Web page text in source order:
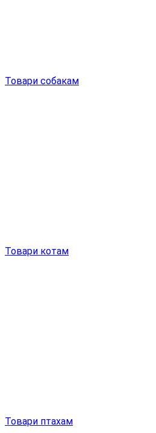
Товари собакам
Товари котам
Товари птахам